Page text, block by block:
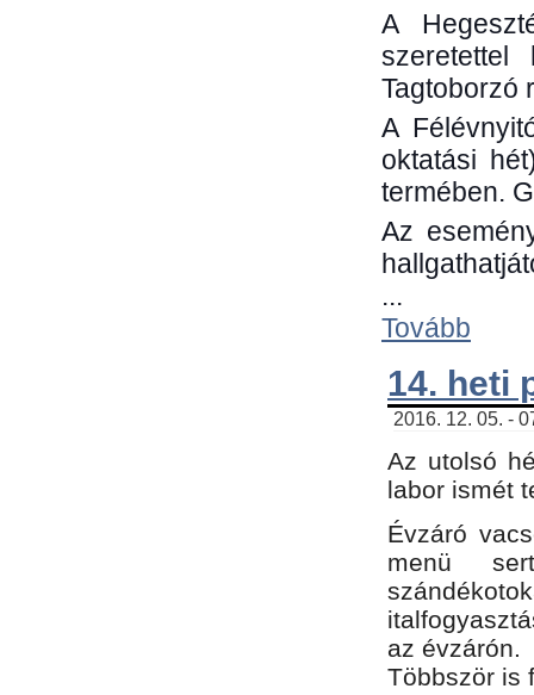
A
Tagtoborzó
A
oktatási
termében.
Az
...
Tovább
14. heti
2016. 12. 05. -
Az utolsó
labor ismét
Évzáró
menü
az évzárón.
Többször is